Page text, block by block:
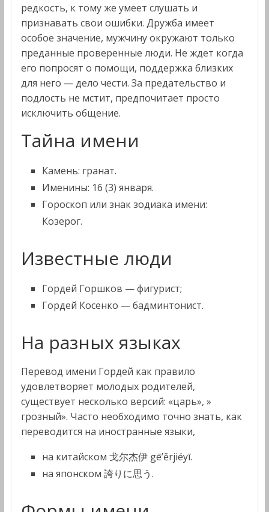
редкость, к тому же умеет слушать и
признавать свои ошибки. Дружба имеет
особое значение, мужчину окружают только
преданные проверенные люди. Не ждет когда
его попросят о помощи, поддержка близких
для него — дело чести. За предательство и
подлость не мстит, предпочитает просто
исключить общение.
Тайна имени
Камень: гранат.
Именины: 16 (3) января.
Гороскоп или знак зодиака имени:
Козерог.
Известные люди
Гордей Горшков — фигурист;
Гордей Косенко — бадминтонист.
На разных языках
Перевод имени Гордей как правило
удовлетворяет молодых родителей,
существует несколько версий: «царь», »
грозный». Часто необходимо точно знать, как
переводится на иностранные языки,
на китайском 戈尔杰伊 gē’ěrjiéyī.
на японском 誇りに思う.